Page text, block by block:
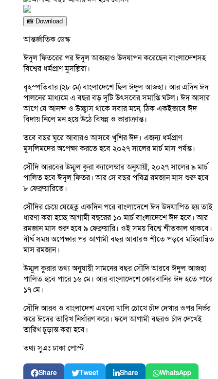
📸 Download
আন্তর্জাতিক ডেস্ক
ঈদুল ফিতরের পর ঈদুল আজহাও উদযাপন করেছেন বাংলাদেশসহ
বিশ্বের ধর্মপ্রাণ মুসল্লিরা।
বৃহস্পতিবার (২৮ মে) বাংলাদেশে ছিল ঈদুল আজহা। আর এদিন ঈদ
পালনের মাধ্যমে এ বছর বড় দুটি উৎসবের সমাপ্তি ঘটল। ঈদ আসার
আগে যে আনন্দ ও উচ্ছ্বাস থাকে সবার মনে, ঠিক একইভাবে ঈদ
বিদায় নিলে মন হয়ে উঠে বিষন্ন ও ভারাক্রান্ত।
তবে বছর ঘুরে আবারও আসবে খুশির ঈদ। এজন্য ধর্মপ্রাণ
মুসলিমদের অপেক্ষা করতে হবে ২০২৭ সালের মার্চ মাস পর্যন্ত।
সৌদি আরবের উম্মুল কুরা ক্যালেন্ডার অনুযায়ী, ২০২৭ সালের ৯ মার্চ
পালিত হবে ঈদুল ফিতর। আর সে বছর পবিত্র রমজান মাস শুরু হবে
৮ ফেব্রুয়ারিতে।
সৌদির চেয়ে যেহেতু একদিন পরে বাংলাদেশে ঈদ উদযাপিত হয় তাই
ধারণা করা হচ্ছে আগামী বছরের ১০ মার্চ বাংলাদেশে ঈদ হবে। আর
রমজান মাস শুরু হবে ৯ ফেব্রুয়ারি। ওই সময় বিশ্বে শীতকাল থাকবে।
দীর্ঘ সময় অপেক্ষার পর আগামী বছর আবারও শীতে পড়বে মহিমান্বিত
মাস রমজান।
উম্মুল কুরার তথ্য অনুযায়ী সামনের বছর সৌদি আরবে ঈদুল আজহা
পালিত হবে পারে ১৬ মে। আর বাংলাদেশে কোরবানির ঈদ হতে পারে
১৭ মে।
সৌদি আরব ও বাংলাদেশ এখনো খালি চোখে চাঁদ দেখার ওপর নির্ভর
করে ঈদের তারিখ নির্ধারণ করে। ফলে আগামী বছরও চাঁদ দেখেই
তারিখ চূড়ান্ত করা হবে।
তথ্য সুএঃ ঢাকা পোস্ট
Share Tweet Share WhatsApp